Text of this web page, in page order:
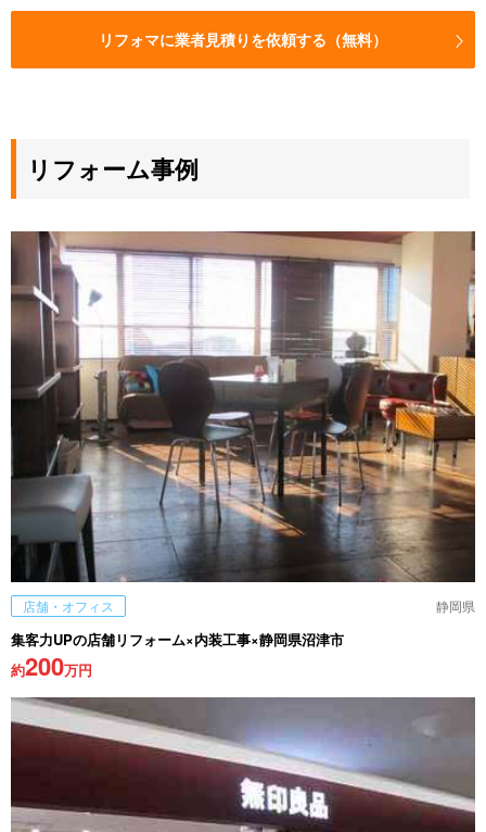
リフォマに業者見積りを依頼する（無料）
リフォーム事例
店舗・オフィス 静岡県
集客力UPの店舗リフォーム×内装工事×静岡県沼津市
約200万円